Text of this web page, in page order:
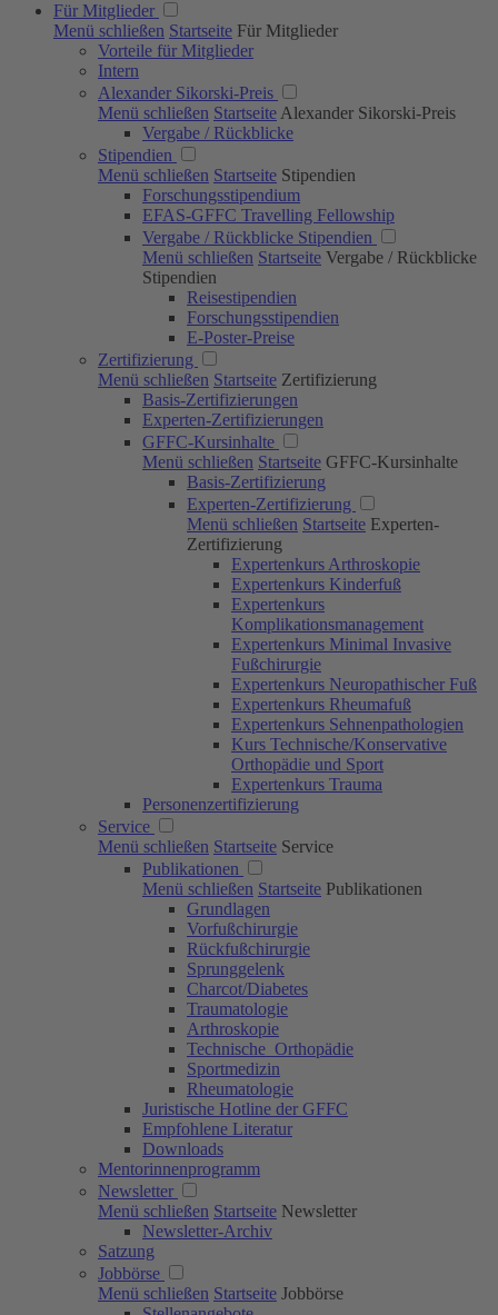
Für Mitglieder
Menü schließen Startseite Für Mitglieder
Vorteile für Mitglieder
Intern
Alexander Sikorski-Preis
Menü schließen Startseite Alexander Sikorski-Preis
Vergabe / Rückblicke
Stipendien
Menü schließen Startseite Stipendien
Forschungs­stipendium
EFAS-GFFC Travelling Fellowship
Vergabe / Rückblicke Stipendien
Menü schließen Startseite Vergabe / Rückblicke
Stipendien
Reisestipendien
Forschungsstipendien
E-Poster-Preise
Zertifizierung
Menü schließen Startseite Zertifizierung
Basis-Zertifizierungen
Experten-Zertifizierungen
GFFC-Kursinhalte
Menü schließen Startseite GFFC-Kursinhalte
Basis-Zertifizierung
Experten-Zertifizierung
Menü schließen Startseite Experten-
Zertifizierung
Expertenkurs Arthroskopie
Expertenkurs Kinderfuß
Expertenkurs
Komplikationsmanagement
Expertenkurs Minimal Invasive
Fußchirurgie
Expertenkurs Neuropathischer Fuß
Expertenkurs Rheumafuß
Expertenkurs Sehnenpathologien
Kurs Technische/Konservative
Orthopädie und Sport
Expertenkurs Trauma
Personenzertifizierung
Service
Menü schließen Startseite Service
Publikationen
Menü schließen Startseite Publikationen
Grundlagen
Vorfußchirurgie
Rückfußchirurgie
Sprunggelenk
Charcot/Diabetes
Traumatologie
Arthroskopie
Technische Orthopädie
Sportmedizin
Rheumatologie
Juristische Hotline der GFFC
Empfohlene Literatur
Downloads
Mentorinnenprogramm
Newsletter
Menü schließen Startseite Newsletter
Newsletter-Archiv
Satzung
Jobbörse
Menü schließen Startseite Jobbörse